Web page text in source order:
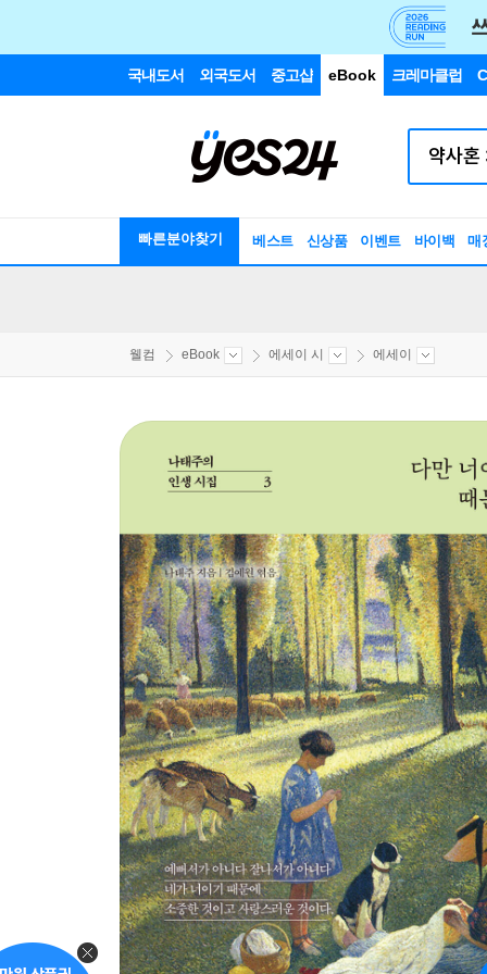
국내도서 외국도서 중고샵 eBook 크레마클럽
빠른분야찾기 베스트 신상품 이벤트 바이백 매
웰컴 eBook 에세이 시 에세이